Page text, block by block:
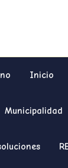
Inicio
Municipalidad